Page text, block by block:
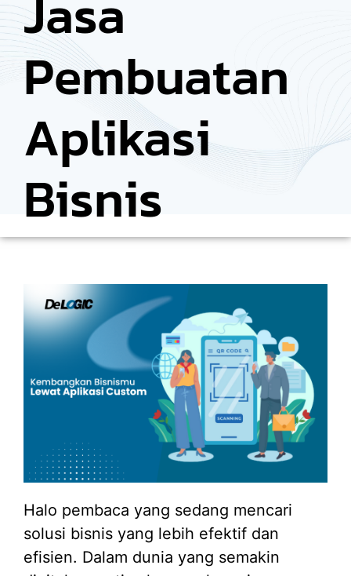
Pembuatan
Aplikasi
Bisnis
Halo pembaca yang sedang mencari
solusi bisnis yang lebih efektif dan
efisien. Dalam dunia yang semakin